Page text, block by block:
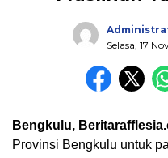
Selasa, 17
Bengkulu,
Provinsi Bengkulu untuk